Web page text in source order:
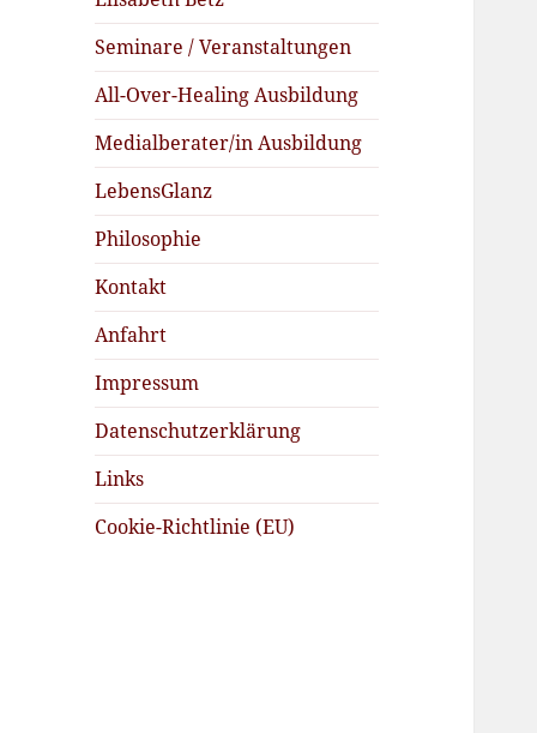
Seminare / Veranstaltungen
All-Over-Healing Ausbildung
Medialberater/in Ausbildung
LebensGlanz
Philosophie
Kontakt
Anfahrt
Impressum
Datenschutzerklärung
Links
Cookie-Richtlinie (EU)